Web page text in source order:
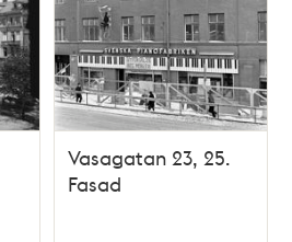
Vasagatan 23, 25.
Fasad